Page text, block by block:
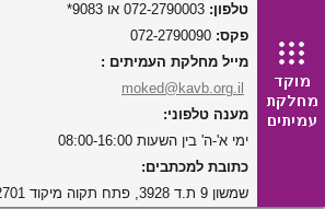
טלפון:
פקס:
מייל מחלקת העמיתים :
moked@kavb.org.il
מענה טלפוני:
ימי א'-ה' בין השעות 08:00-16:00
כתובת למכתבים:
שמשון 9 ת.ד 3928, פתח תקוה מיקוד 4952701